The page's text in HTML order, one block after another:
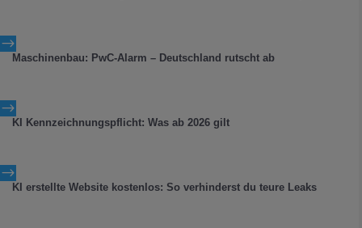
$
Maschinenbau: PwC-Alarm – Deutschland rutscht ab
$
KI Kennzeichnungspflicht: Was ab 2026 gilt
$
KI erstellte Website kostenlos: So verhinderst du teure Leaks